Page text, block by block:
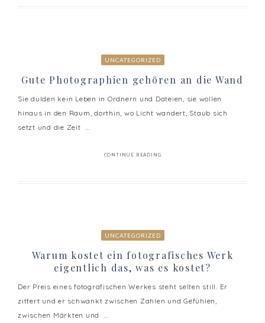
UNCATEGORIZED
Gute Photographien gehören an die Wand
Sie dulden kein Leben in Ordnern und Dateien, sie wollen
hinaus in den Raum, dorthin, wo Licht wandert, Staub sich
setzt und die Zeit ...
CONTINUE READING
UNCATEGORIZED
Warum kostet ein fotografisches Werk
eigentlich das, was es kostet?
Der Preis eines fotografischen Werkes steht selten still. Er
zittert und er schwankt zwischen Zahlen und Gefühlen,
zwischen Märkten und ...